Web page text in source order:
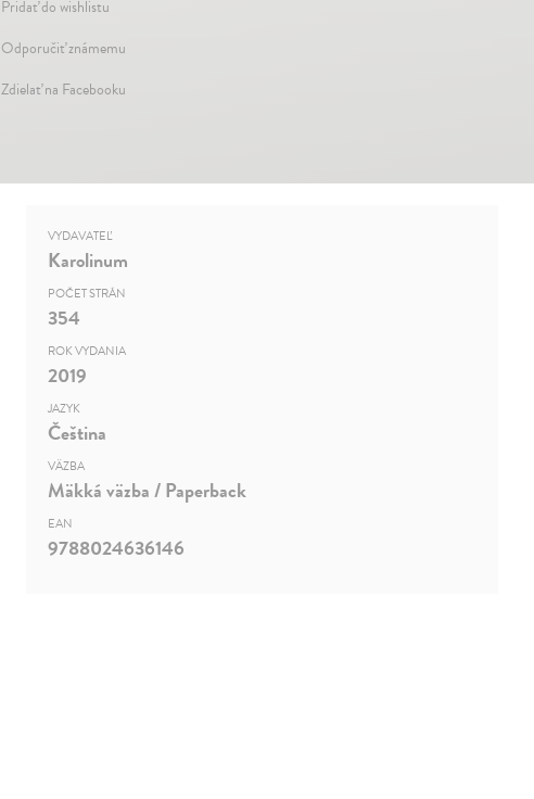
Pridať do wishlistu
Odporučiť známemu
Zdielať na Facebooku
VYDAVATEĽ
Karolinum
POČET STRÁN
354
ROK VYDANIA
2019
JAZYK
Čeština
VÄZBA
Mäkká väzba / Paperback
EAN
9788024636146